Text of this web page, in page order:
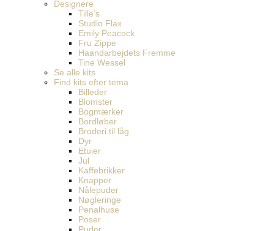
Designere
Tille’s
Studio Flax
Emily Peacock
Fru Zippe
Haandarbejdets Fremme
Tine Wessel
Se alle kits
Find kits efter tema
Billeder
Blomster
Bogmærker
Bordløber
Broderi til låg
Dyr
Etuier
Jul
Kaffebrikker
Knapper
Nålepuder
Nøgleringe
Penalhuse
Poser